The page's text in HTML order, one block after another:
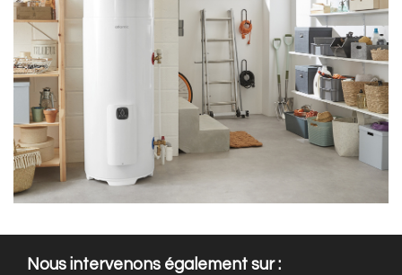
Nous intervenons également sur :